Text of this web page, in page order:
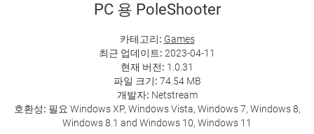
PC 용 PoleShooter
카테고리: Games
최근 업데이트: 2023-04-11
현재 버전: 1.0.31
파일 크기: 74.54 MB
개발자: Netstream
호환성: 필요 Windows XP, Windows Vista, Windows 7, Windows 8,
Windows 8.1 and Windows 10, Windows 11